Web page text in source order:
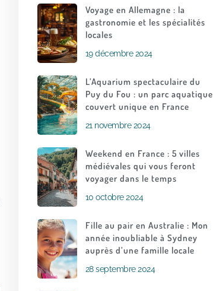
Voyage en Allemagne : la
gastronomie et les spécialités
locales
19 décembre 2024
L’Aquarium spectaculaire du
Puy du Fou : un parc aquatique
couvert unique en France
21 novembre 2024
Weekend en France : 5 villes
médiévales qui vous feront
voyager dans le temps
10 octobre 2024
Fille au pair en Australie : Mon
année inoubliable à Sydney
auprès d’une famille locale
28 septembre 2024